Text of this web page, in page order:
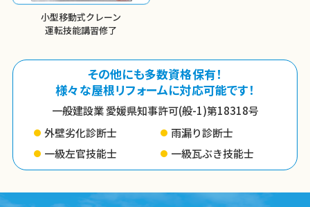
小型移動式クレーン
運転技能講習修了
その他にも多数資格保有！
様々な屋根リフォームに対応可能です！
一般建設業 愛媛県知事許可(般-1)第18318号
外壁劣化診断士
雨漏り診断士
一級左官技能士
一級瓦ぶき技能士